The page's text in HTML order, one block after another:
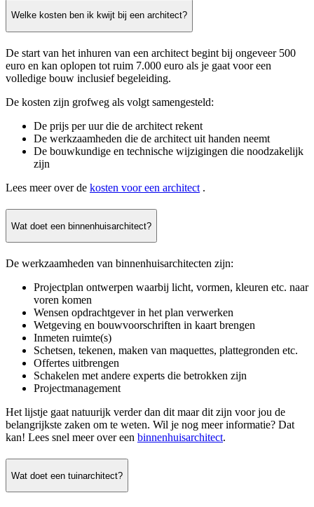
Welke kosten ben ik kwijt bij een architect?
De start van het inhuren van een architect begint bij ongeveer 500
euro en kan oplopen tot ruim 7.000 euro als je gaat voor een
volledige bouw inclusief begeleiding.
De kosten zijn grofweg als volgt samengesteld:
De prijs per uur die de architect rekent
De werkzaamheden die de architect uit handen neemt
De bouwkundige en technische wijzigingen die noodzakelijk
zijn
Lees meer over de kosten voor een architect .
Wat doet een binnenhuisarchitect?
De werkzaamheden van binnenhuisarchitecten zijn:
Projectplan ontwerpen waarbij licht, vormen, kleuren etc. naar
voren komen
Wensen opdrachtgever in het plan verwerken
Wetgeving en bouwvoorschriften in kaart brengen
Inmeten ruimte(s)
Schetsen, tekenen, maken van maquettes, plattegronden etc.
Offertes uitbrengen
Schakelen met andere experts die betrokken zijn
Projectmanagement
Het lijstje gaat natuurijk verder dan dit maar dit zijn voor jou de
belangrijkste zaken om te weten. Wil je nog meer informatie? Dat
kan! Lees snel meer over een binnenhuisarchitect.
Wat doet een tuinarchitect?